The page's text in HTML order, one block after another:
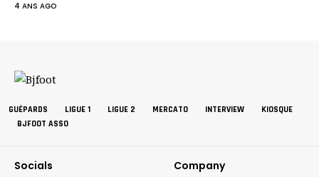
4 ANS AGO
GUÉPARDS LIGUE 1 LIGUE 2 MERCATO INTERVIEW
KIOSQUE
BJFOOT ASSO
Socials Company